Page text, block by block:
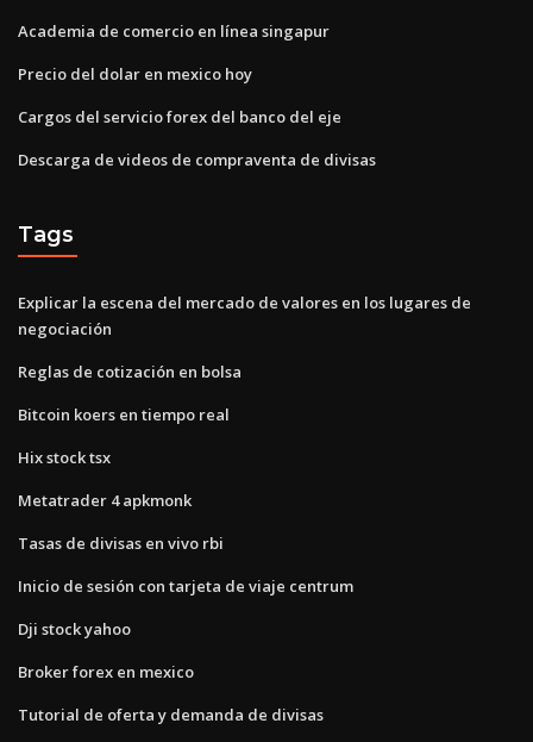
Academia de comercio en línea singapur
Precio del dolar en mexico hoy
Cargos del servicio forex del banco del eje
Descarga de videos de compraventa de divisas
Tags
Explicar la escena del mercado de valores en los lugares de
negociación
Reglas de cotización en bolsa
Bitcoin koers en tiempo real
Hix stock tsx
Metatrader 4 apkmonk
Tasas de divisas en vivo rbi
Inicio de sesión con tarjeta de viaje centrum
Dji stock yahoo
Broker forex en mexico
Tutorial de oferta y demanda de divisas